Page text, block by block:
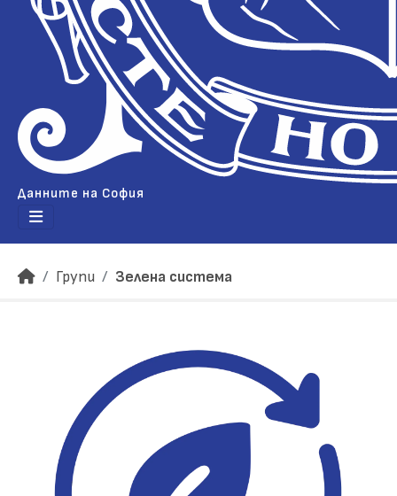
Данните на София
Групи Зелена система